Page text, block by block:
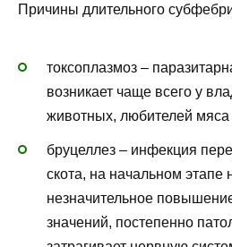
Причины длительного
токсоплазмоз –
возникает чаще всего у
животных, любителей мяса
бруцеллез – инфекция
скота, на начальном этапе
незначительное
значений, постепенно